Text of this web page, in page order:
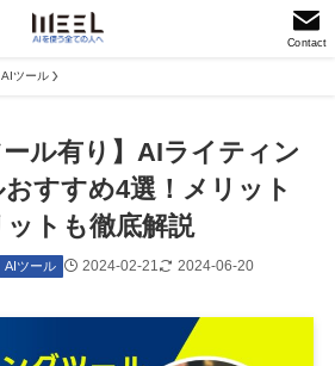
Contact
AIツール
ール有り】AIライティン
すすめ4選！メリット
トも徹底解説
AIツール 2024-02-21 2024-06-20